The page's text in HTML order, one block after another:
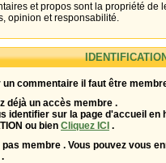
et propos sont la propriété de
opinion et responsabilité.
un commentaire il faut être
déjà un accès membre .
identifier sur la page d'accueil en
ou bien Cliquez ICI .
pas membre . Vous pouvez vous
.